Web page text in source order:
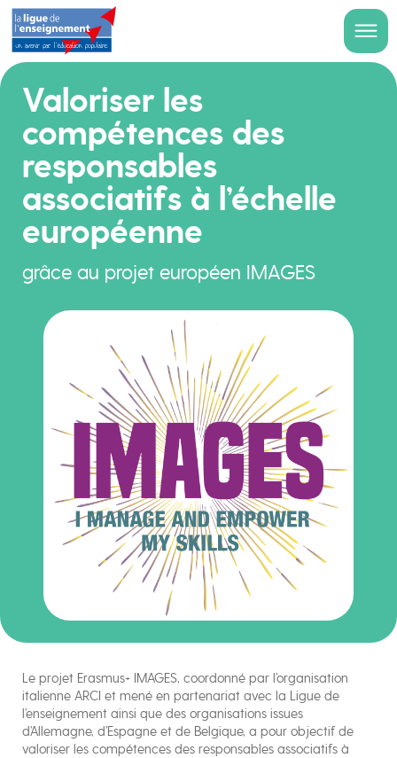
Valoriser les
compétences des
responsables
associatifs à l’échelle
européenne
grâce au projet européen IMAGES
Le projet Erasmus+ IMAGES, coordonné par l’organisation
italienne ARCI et mené en partenariat avec la Ligue de
l’enseignement ainsi que des organisations issues
d’Allemagne, d’Espagne et de Belgique, a pour objectif de
valoriser les compétences des responsables associatifs à